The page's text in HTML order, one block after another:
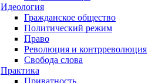
Идеология
Гражданское общество
Политический режим
Право
Революция и контрреволюция
Свобода слова
Практика